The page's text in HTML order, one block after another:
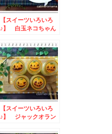
【スイーツいろいろ
♪】 白玉ネコちゃん
【スイーツいろいろ
♪】 ジャックオラン